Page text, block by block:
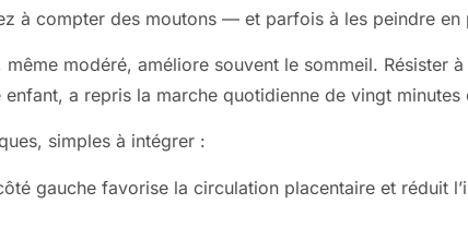
à compter des moutons — et parfois à les peindre en
modéré, améliore souvent le sommeil. Résister
a repris la marche quotidienne de vingt
simples à intégrer :
gauche favorise la circulation placentaire et réduit